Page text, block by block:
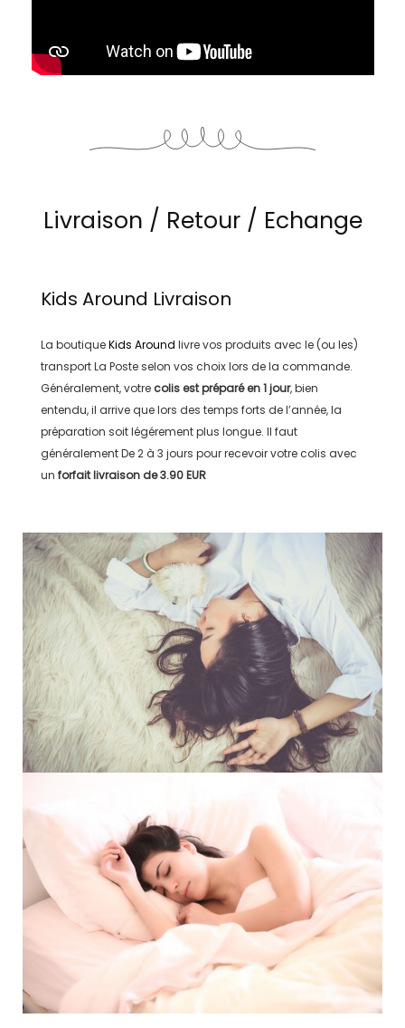
Livraison / Retour / Echange
Kids Around Livraison
La boutiqueKids Around livre vos produits avec le (ou les)
transportLa Posteselon vos choix lors de la commande.
Généralement, votre colis est préparé en1 jour, bien
entendu, il arrive que lors des temps forts de l’année, la
préparation soit légérement plus longue. Il faut
généralementDe 2 à 3 jours pour recevoir votre colis avec
un forfait livraison de3.90 EUR